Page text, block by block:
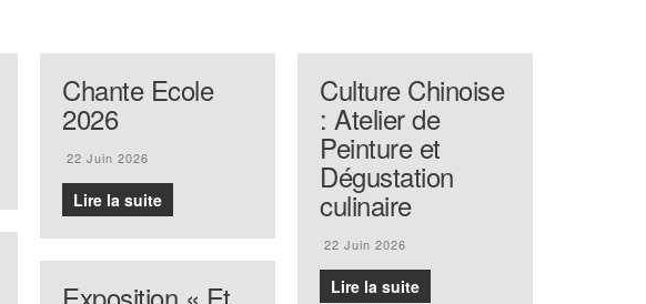
Chante Ecole
2026
22 Juin 2026
Lire la suite
Culture Chinoise
: Atelier de
Peinture et
Dégustation
culinaire
22 Juin 2026
Lire la suite